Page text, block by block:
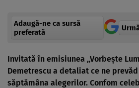
Adaugă-ne ca sursă
preferată
Invitată în emisiunea „Vorbește
Demetrescu a detaliat ce ne
săptămâna alegerilor. Confom